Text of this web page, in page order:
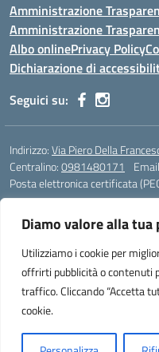
Diamo valore alla tua
Utilizziamo i cookie per
offrirti pubblicità o contenuti
traffico. Cliccando “Accetta
cookie.
Amministrazione
Amministrazione
Albo onlinePrivacy Policy
Dichiarazione di
Seguici su:
Indirizzo:Via Piero Della
Centralino:0981480171
Posta elettronica certificata
Codice meccanografico:
Codice Indice delle Pubbliche
Codice unico di fatturazione